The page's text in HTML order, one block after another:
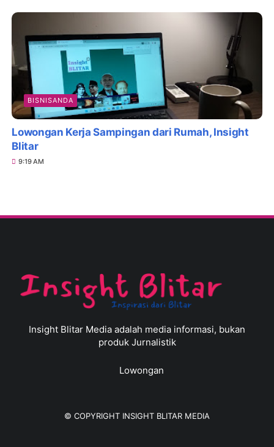
BISNISANDA
Lowongan Kerja Sampingan dari Rumah, Insight
Blitar
9:19 AM
Insight Blitar Media adalah media informasi, bukan
produk Jurnalistik
Lowongan
© COPYRIGHT INSIGHT BLITAR MEDIA